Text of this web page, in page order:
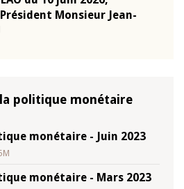
Monsieur Jean-
politique monétaire
monétaire - Juin 2023
monétaire - Mars 2023